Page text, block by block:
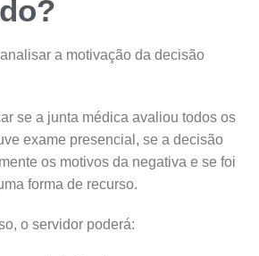
a motivação da decisão
se a junta médica avaliou todos os
exame presencial, se a decisão
os motivos da negativa e se foi
forma de recurso.
o servidor poderá: